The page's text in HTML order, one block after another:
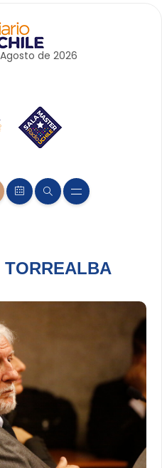
Agosto de 2026
TORREALBA